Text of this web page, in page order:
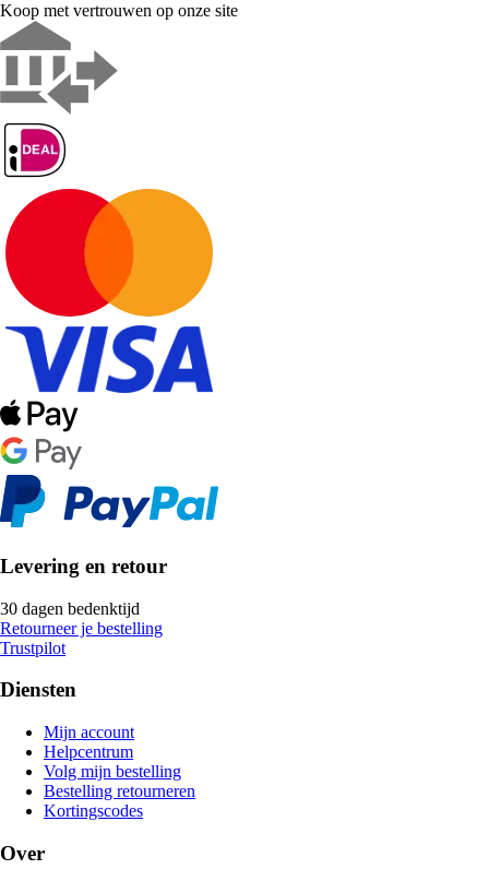
Koop met vertrouwen op onze site
Levering en retour
30 dagen bedenktijd
Retourneer je bestelling
Trustpilot
Diensten
Mijn account
Helpcentrum
Volg mijn bestelling
Bestelling retourneren
Kortingscodes
Over